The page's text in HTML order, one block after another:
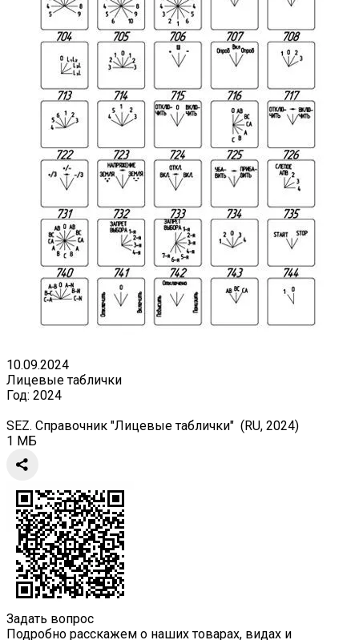
10.09.2024
Лицевые таблички
Год: 2024
SEZ. Справочник "Лицевые таблички" (RU, 2024)
1 МБ
Задать вопрос
Подробно расскажем о наших товарах, видах и